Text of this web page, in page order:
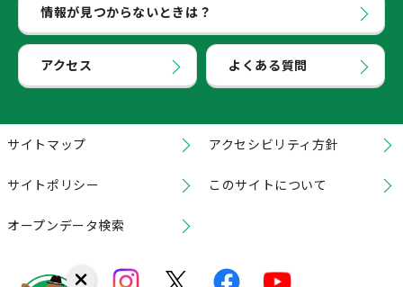
情報が見つからないときは？
アクセス よくある質問
サイトマップ アクセシビリティ方針
サイトポリシー このサイトについて
オープンデータ検索